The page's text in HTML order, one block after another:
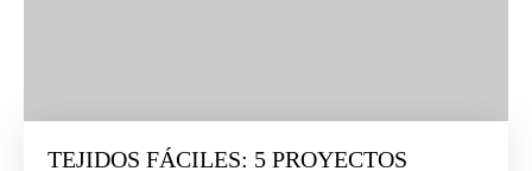
TEJIDOS FÁCILES: 5 PROYECTOS